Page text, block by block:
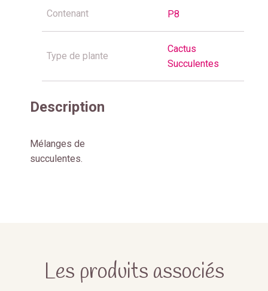
Contenant P8
Type de plante
Cactus
Succulentes
Description
Mélanges de
succulentes.
Les produits associés